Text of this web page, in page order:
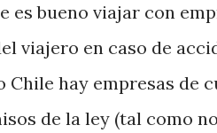
es bueno viajar con
viajero en caso de
Chile hay empresas de
de la ley (tal como